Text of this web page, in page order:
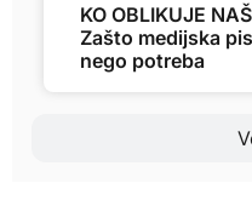
KO OBLIKUJE
Zašto medijska
nego potreba